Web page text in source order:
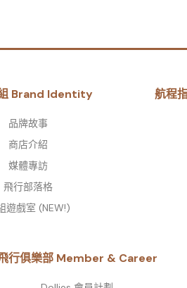
Brand Identity
品牌故事​
商店介紹
媒體專訪
飛行部落格
遊戲室 (NEW!)
航程
行俱樂部 Member & Career